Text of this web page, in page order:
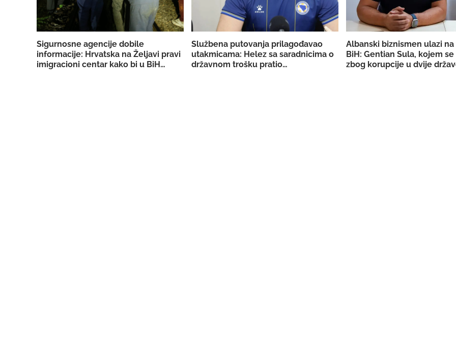
Sigurnosne agencije dobile
informacije: Hrvatska na Željavi pravi
imigracioni centar kako bi u BiH
Službena putovanja prilagođavao
utakmicama: Helez sa saradnicima o
državnom trošku pratio
Albanski biznismen ulazi
BiH: Gentian Sula, kojem se
zbog korupcije u dvije